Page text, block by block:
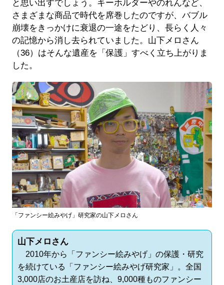
と思い出すでしょう。キーホルダーやのれんなど、
さまざまな商品で時代を席巻したのですが、バブル
崩壊をきっかけに衰退の一途をたどり、長らく人々
の記憶から消し去られていました。山下メロさん
（36）はそんな遺産を「保護」すべく立ち上がりま
した。
「ファンシー絵みやげ」研究家の山下メロさん
山下メロさん
2010年から「ファンシー絵みやげ」の保護・研究
を続けている「ファンシー絵みやげ研究家」。全国
3,000店のお土産店を訪ね、9,000種ものファンシー